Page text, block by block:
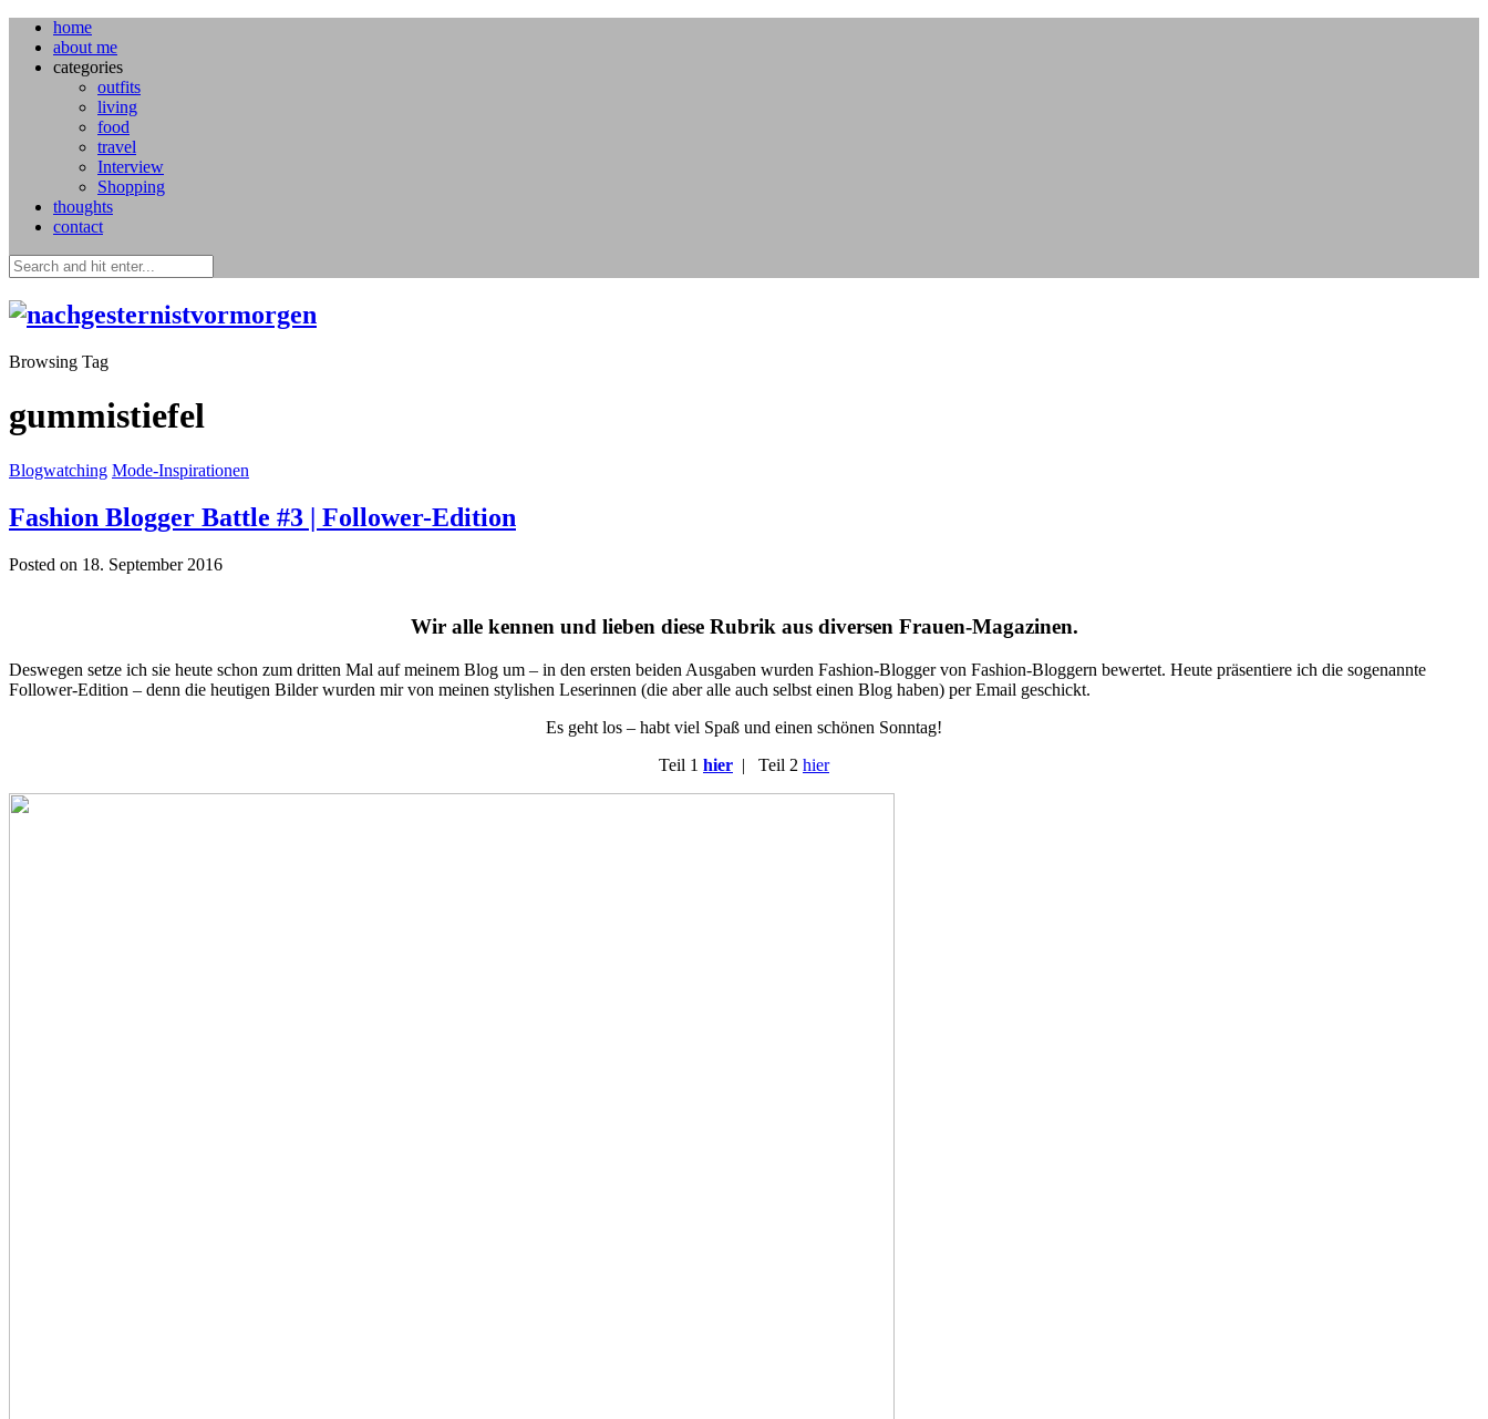
home
about me
categories
outfits
living
food
travel
Interview
Shopping
thoughts
contact
Browsing Tag
gummistiefel
Blogwatching Mode-Inspirationen
Fashion Blogger Battle #3 | Follower-Edition
Posted on 18. September 2016
Wir alle kennen und lieben diese Rubrik aus diversen Frauen-Magazinen.
Deswegen setze ich sie heute schon zum dritten Mal auf meinem Blog um – in den ersten beiden Ausgaben wurden Fashion-Blogger von Fashion-Bloggern bewertet. Heute präsentiere ich die sogenannte
Follower-Edition – denn die heutigen Bilder wurden mir von meinen stylishen Leserinnen (die aber alle auch selbst einen Blog haben) per Email geschickt.
Es geht los – habt viel Spaß und einen schönen Sonntag!
Teil 1 hier | Teil 2 hier